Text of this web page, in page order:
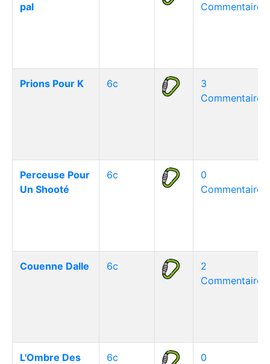
pal
Prions Pour K 6c
3
Perceuse Pour
Un Shooté
6c
0
Couenne Dalle 6c
2
L'Ombre Des
6c
0